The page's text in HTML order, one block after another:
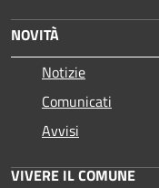
NOVITÀ
Notizie
Comunicati
Avvisi
VIVERE IL COMUNE